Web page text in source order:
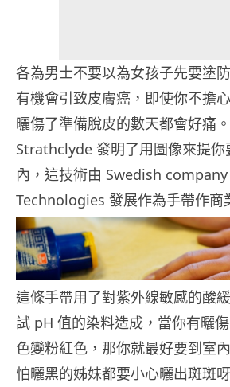
各為男士不要以為女孩子先要塗
有機會引致皮膚癌，即使你不擔
曬傷了準備脫皮的數天都會好痛
Strathclyde 發明了用圖像來提你
內，這技術由 Swedish
Technologies 發展作為手帶作商
這條手帶用了對紫外線敏感的酸
試 pH 值的染料造成，當你有曬
色變粉紅色，那你就最好要到室
怕曬黑的姊妹都要小心曬出斑斑呀